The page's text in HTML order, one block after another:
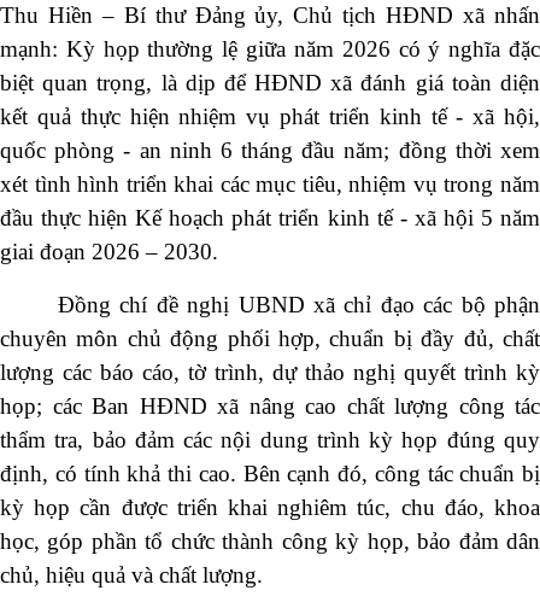
Thu Hiền – Bí thư Đảng ủy, Chủ tịch HĐND xã nhấn
mạnh: Kỳ họp thường lệ giữa năm 2026 có ý nghĩa đặc
biệt quan trọng, là dịp để HĐND xã đánh giá toàn diện
kết quả thực hiện nhiệm vụ phát triển kinh tế - xã hội,
quốc phòng - an ninh 6 tháng đầu năm; đồng thời xem
xét tình hình triển khai các mục tiêu, nhiệm vụ trong năm
đầu thực hiện Kế hoạch phát triển kinh tế - xã hội 5 năm
giai đoạn 2026 – 2030.
Đồng chí đề nghị UBND xã chỉ đạo các bộ phận
chuyên môn chủ động phối hợp, chuẩn bị đầy đủ, chất
lượng các báo cáo, tờ trình, dự thảo nghị quyết trình kỳ
họp; các Ban HĐND xã nâng cao chất lượng công tác
thẩm tra, bảo đảm các nội dung trình kỳ họp đúng quy
định, có tính khả thi cao. Bên cạnh đó, công tác chuẩn bị
kỳ họp cần được triển khai nghiêm túc, chu đáo, khoa
học, góp phần tổ chức thành công kỳ họp, bảo đảm dân
chủ, hiệu quả và chất lượng.
Số:42/TB-UBND
(THÔNG BÁO Địa chỉ trụ sở, đường dây nóng hỗ trợ, hướng dẫn
giải đáp phản ánh, kiến nghị cá nhân, tổ chức về thực hiện thủ tục hành
chính và cung cấp dịch vụ công của Ủy ban nhân dân xã Dào San)
Ngày ban hành: (13/07/2026)
Số:
1653/TB-UBND
dự án 9 thuộc Chương trình MTQG phát triển kinh tế xã hội vùng đồng
bào dân tộc thiểu số và miền núi năm 2026 trên địa bàn xã Dào San)
Ngày ban hành: (09/07/2026) -Ngày hiệu lực: (02/07/2026)
Số:
1652/KH-UBND
Tên: (KẾ HOẠCH Thực hiện Tiểu dự án 1, Dự án 9 thuộc Chương trình
mục tiêu quốc gia phát triển kinh tế - xã hội vùng đồng bào dân tộc thiểu
số và miền núi năm 2026 trên địa bàn xã Dào San, tỉnh Lai Châu)
Ngày ban hành: (09/07/2026)
Ngày hiệu lực: (02/07/2026)
Số:23/NQ - HĐND